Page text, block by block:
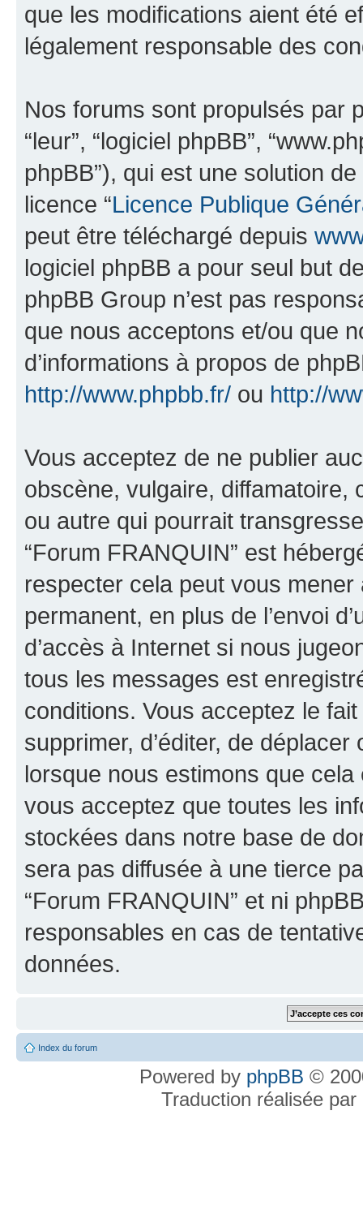
que les modifications aient été
légalement responsable des
Nos forums sont propulsés par
“leur”, “logiciel phpBB”,
phpBB”), qui est une solution
licence “Licence Publique
peut être téléchargé depuis
logiciel phpBB a pour seul but
phpBB Group n’est pas
que nous acceptons et/ou que
d’informations à propos de
http://www.phpbb.fr/ ou http://
Vous acceptez de ne publier
obscène, vulgaire, diffamatoire,
ou autre qui pourrait
“Forum FRANQUIN” est
respecter cela peut vous
permanent, en plus de l’envoi
d’accès à Internet si nous
tous les messages est
conditions. Vous acceptez le
supprimer, d’éditer, de
lorsque nous estimons que cela
vous acceptez que toutes les
stockées dans notre base de
sera pas diffusée à une tierce
“Forum FRANQUIN” et ni
responsables en cas de
données.
Index du forum
Powered by phpBB ©
Traduction réalisée par